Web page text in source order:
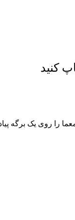
کنید
را روی یک برگه